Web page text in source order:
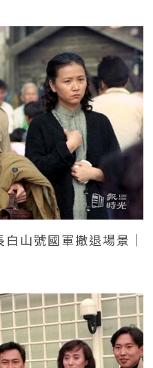
山號國軍撤退場景｜